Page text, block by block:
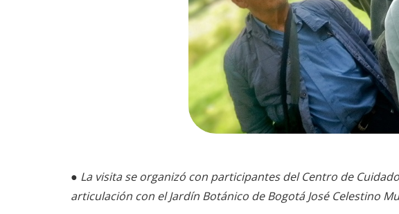
● La visita se organizó con participantes del Centro de
articulación con el Jardín Botánico de Bogotá José Celestino